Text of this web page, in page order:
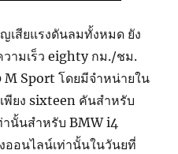
สียแรงดันลมทั้งหมด ยัง
ามเร็ว eighty กม./ชม.
Sport โดยมีจำหน่ายใน
พียง sixteen คันสำหรับ
นั้นสำหรับ BMW i4
ออนไลน์เท่านั้นในวันยที่